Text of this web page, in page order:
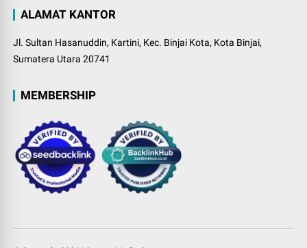
ALAMAT KANTOR
Jl. Sultan Hasanuddin, Kartini, Kec. Binjai Kota, Kota Binjai,
Sumatera Utara 20741
MEMBERSHIP